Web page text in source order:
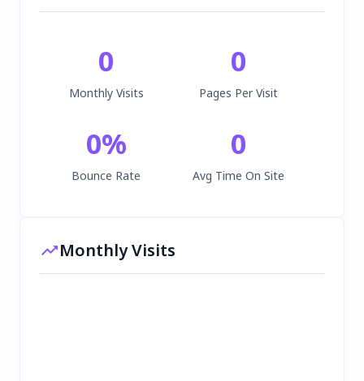
0
Monthly Visits
0
Pages Per Visit
0%
Bounce Rate
0
Avg Time On Site
Monthly Visits